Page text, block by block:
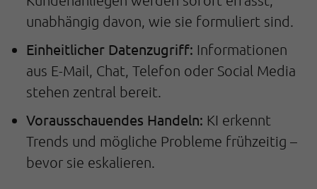
unabhängig davon, wie sie formuliert sind.
Einheitlicher Datenzugriff: Informationen
aus E-Mail, Chat, Telefon oder Social Media
stehen zentral bereit.
Vorausschauendes Handeln: KI erkennt
Trends und mögliche Probleme frühzeitig –
bevor sie eskalieren.